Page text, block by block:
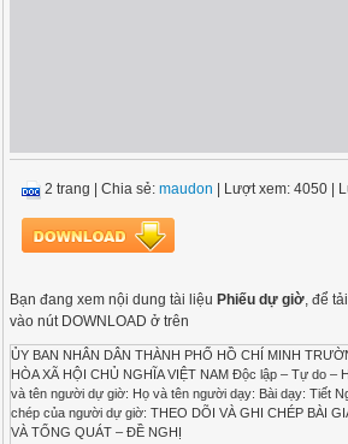
2 trang |Chia sẻ:maudon | Lượt xem: 4050 |
Bạn đang xem nội dung tài liệu Phiếu dự giờ, để
vào nút DOWNLOAD ở trên
ỦY BAN NHÂN DÂN THÀNH PHỐ HỒ CHÍ MINH
HÒA XÃ HỘI CHỦ NGHĨA VIỆT NAM Độc lập – Tự do –
và tên người dự giờ: Họ và tên người dạy: Bài dạy: Tiết
chép của người dự giờ: THEO DÕI VÀ GHI CHÉP BÀI
VÀ TỔNG QUÁT – ĐỀ NGHỊ